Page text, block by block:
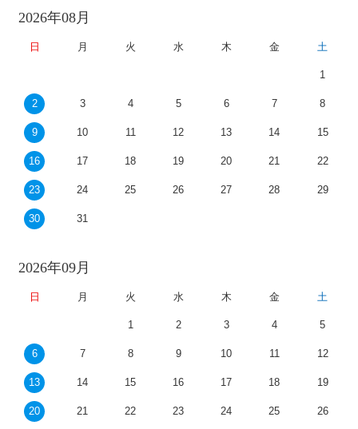
2026年08月
日 月 火 水 木 金 土
1
2 3 4 5 6 7 8
9 10 11 12 13 14 15
16 17 18 19 20 21 22
23 24 25 26 27 28 29
30 31
2026年09月
日 月 火 水 木 金 土
1 2 3 4 5
6 7 8 9 10 11 12
13 14 15 16 17 18 19
20 21 22 23 24 25 26